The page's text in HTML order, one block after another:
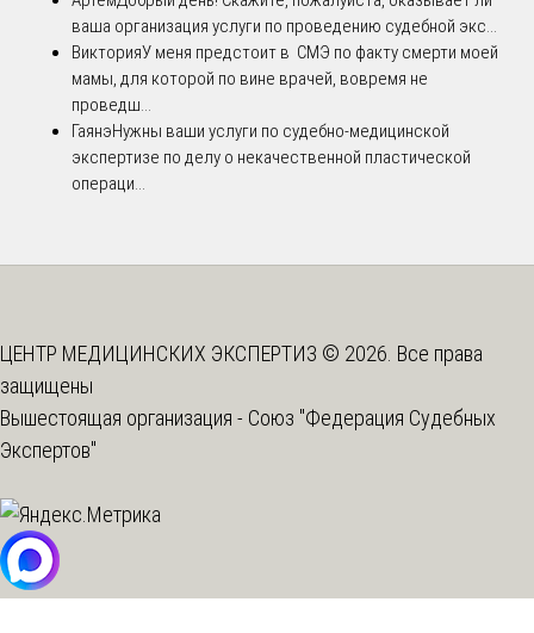
ваша организация услуги по проведению судебной экс...
ВикторияУ меня предстоит в СМЭ по факту смерти моей
мамы, для которой по вине врачей, вовремя не
проведш...
ГаянэНужны ваши услуги по судебно-медицинской
экспертизе по делу о некачественной пластической
операци...
ЦЕНТР МЕДИЦИНСКИХ ЭКСПЕРТИЗ © 2026. Все права
защищены
Вышестоящая организация - Союз "Федерация Судебных
Экспертов"